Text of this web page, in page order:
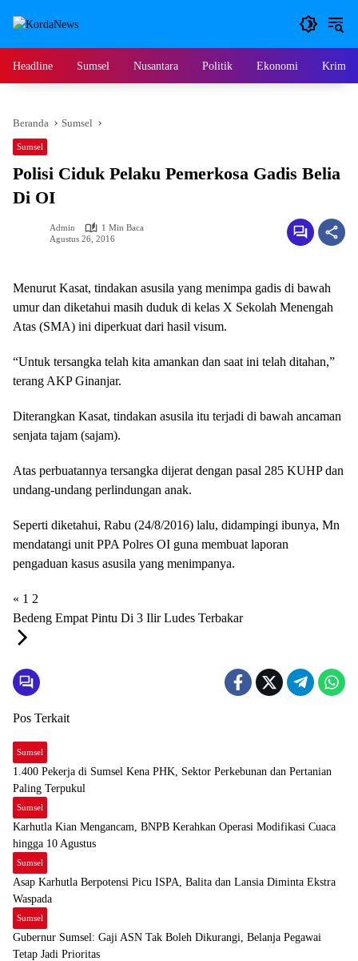
Headline Sumsel Nusantara Politik Ekonomi
Beranda Sumsel
Sumsel
Polisi Ciduk Pelaku Pemerkosa Gadis Belia
Di OI
Admin
1 Min Baca
Agustus 26, 2016
Menurut Kasat, tindakan asusila yang menimpa gadis di bawah
umur dan diketahui masih duduk di kelas X Sekolah Menengah
Atas (SMA) ini diperkuat dari hasil visum.
“Untuk tersangka telah kita amankan dan saat ini telah ditahan,”
terang AKP Ginanjar.
Diterangkan Kasat, tindakan asusila itu terjadi di bawah ancaman
senjata tajam (sajam).
Atas perbuatannya tersangka dijerat dengan pasal 285 KUHP dan
undang-undang perlindungan anak.
Seperti diketahui, Rabu (24/8/2016) lalu, didampingi ibunya, Mn
mendatangi unit PPA Polres OI guna membuat laporan
pengaduan kasus asusila yang menimpanya.
« 1 2
Bedeng Empat Pintu Di 3 Ilir Ludes Terbakar
Pos Terkait
Sumsel
1.400 Pekerja di Sumsel Kena PHK, Sektor Perkebunan dan Pertanian
Paling Terpukul
Sumsel
Karhutla Kian Mengancam, BNPB Kerahkan Operasi Modifikasi Cuaca
hingga 10 Agustus
Sumsel
Asap Karhutla Berpotensi Picu ISPA, Balita dan Lansia Diminta Ekstra
Waspada
Sumsel
Gubernur Sumsel: Gaji ASN Tak Boleh Dikurangi, Belanja Pegawai
Tetap Jadi Prioritas